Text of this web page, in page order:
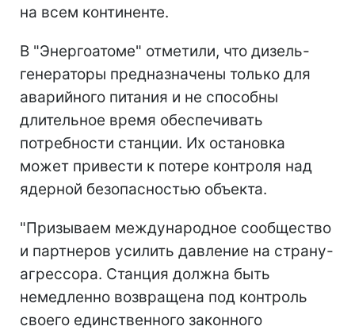
на всем континенте.
В "Энергоатоме" отметили, что дизель-
генераторы предназначены только для
аварийного питания и не способны
длительное время обеспечивать
потребности станции. Их остановка
может привести к потере контроля над
ядерной безопасностью объекта.
"Призываем международное сообщество
и партнеров усилить давление на страну-
агрессора. Станция должна быть
немедленно возвращена под контроль
своего единственного законного